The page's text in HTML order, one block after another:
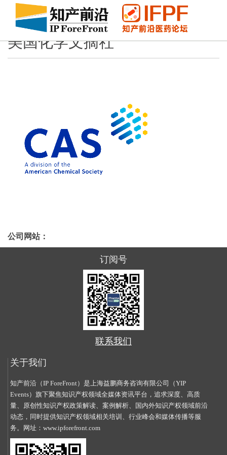
美国化学文摘社
公司网站：
订阅号
联系我们
关于我们
知产前沿（IP ForeFront）是上海益鹏商务咨询有限公司（YIP
Events）旗下聚焦知识产权领域全媒体资讯平台，追求深度、高质
量、原创性知识产权政策解读、案例解析、国内外知识产权领域前沿
动态，同时提供知识产权领域相关培训、行业峰会和媒体传播等服
务。网址： www.ipforefront.com